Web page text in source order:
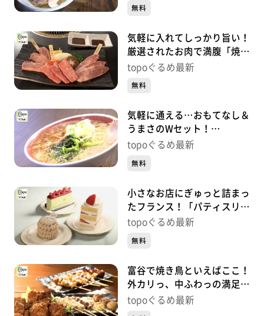
無料
気軽に入れてしっかり旨い！
厳選されたお肉で満腹「焼肉
まんぷく亭」（宮城野区榴
topoぐるめ最新
無料
気軽に通える…おもてなし＆
うまさのWセット！
「OMOUMA麺堂」（富谷市
め】
topoぐるめ最新
無料
小さなお店にぎゅっと詰まっ
たフランス！「パティスリー
レクリア」（富谷市日吉台）
topoぐるめ最新
無料
富谷で焼き鳥といえばここ！
外カリっ、中ふわっの満足の
一串！「翔家」（富谷市成
topoぐるめ最新